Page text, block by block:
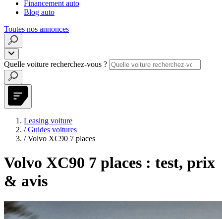
Financement auto
Blog auto
Toutes nos annonces
Quelle voiture recherchez-vous ?
Leasing voiture
/ Guides voitures
/ Volvo XC90 7 places
Volvo XC90 7 places : test, prix
& avis